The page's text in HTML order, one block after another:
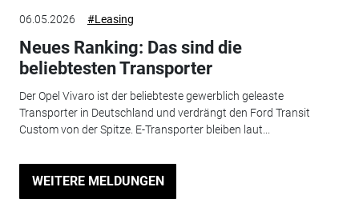
06.05.2026 #Leasing
Neues Ranking: Das sind die
beliebtesten Transporter
Der Opel Vivaro ist der beliebteste gewerblich geleaste
Transporter in Deutschland und verdrängt den Ford Transit
Custom von der Spitze. E-Transporter bleiben laut...
WEITERE MELDUNGEN